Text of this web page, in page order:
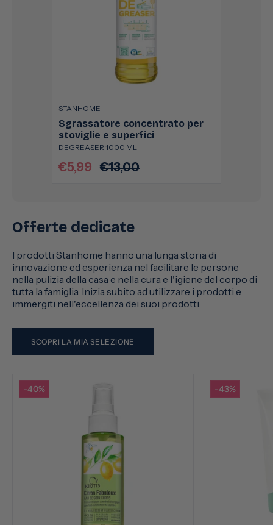
STANHOME
Sgrassatore concentrato per
stoviglie e superfici
DEGREASER 1000 ML
Prezzo
€5,99
Prezzo
€13,00
Offerte dedicate
I prodotti Stanhome hanno una lunga storia di
innovazione ed esperienza nel facilitare le persone
nella pulizia della casa e nella cura e l'igiene del corpo di
tutta la famiglia. Inizia subito ad utilizzare i prodotti e
immergiti nell'eccellenza dei suoi prodotti.
SCOPRI LA MIA SELEZIONE
-40% -43%